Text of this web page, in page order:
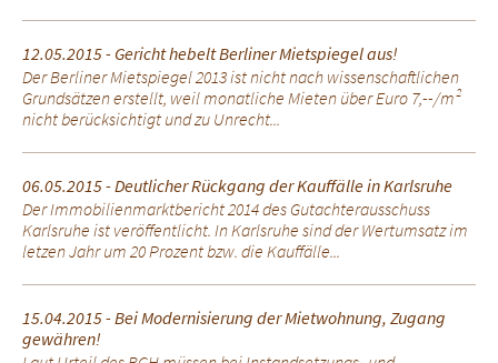
12.05.2015 - Gericht hebelt Berliner Mietspiegel aus!
Der Berliner Mietspiegel 2013 ist nicht nach wissenschaftlichen
Grundsätzen erstellt, weil monatliche Mieten über Euro 7,--/m²
nicht berücksichtigt und zu Unrecht...
06.05.2015 - Deutlicher Rückgang der Kauffälle in Karlsruhe
Der Immobilienmarktbericht 2014 des Gutachterausschuss
Karlsruhe ist veröffentlicht. In Karlsruhe sind der Wertumsatz im
letzen Jahr um 20 Prozent bzw. die Kauffälle...
15.04.2015 - Bei Modernisierung der Mietwohnung, Zugang
gewähren!